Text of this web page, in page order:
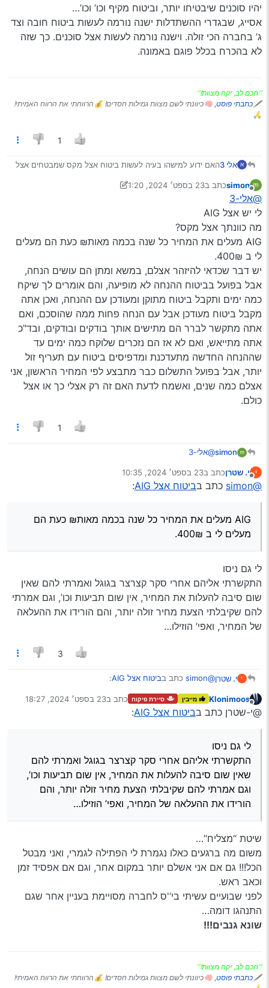
יהיו סוכנים שיבטיחו יותר, וביטוח מקיף וכו’ וכו’…
אסייג, שבגדרי ההשתדלות ישנה נורמה לעשות ביטוח חובה וצד
ג’ בחברה הכי זולה. וישנה נורמה לעשות אצל סוכנים. כך שזה
לא בהכרח בכלל פוגם באמונה.
''חכם לב, יקח מצוות!''
🖋 כתבתי פוסט, 🧠כיוונתי לשם מצוות גמילות חסדים! 💰הרווחתי את הרווח האמיתי!
🙏
1
א אלי 3 האם ידוע למישהו בעיה לעשות ביטוח אצל מקס שמבטחים אצל
ליפול בזה שאני לא עושה ביטוח אצל סוכן??
תודה
מנותק
simonכתב ב23 בספט׳ 2024, 1:20
נערך לאחרונה על ידי יעקב מ. פינס
@אלי-3
לי יש אצל AIG
מה כוונתך אצל מקס?
AIG מעלים את המחיר כל שנה בכמה מאות₪ כעת הם מעלים
לי ב 400₪.
יש דבר שכדאי להיזהר אצלם, במשא ומתן הם עושים הנחה,
אבל בפועל בביטוח ההנחה לא מופיעה, והם אומרים לך שיקח
כמה ימים ותקבל ביטוח מתוקן ומעודכן עם ההנחה, ואכן אתה
מקבל ביטוח מעודכן אבל עם הנחה פחות ממה שהוסכם, ואם
אתה מתקשר לברר הם מתישים אותך בודקים ובודקים, ובד"כ
אתה מתייאש, ואם לא אז הם נזכרים שלוקח כמה ימים עד
שההנחה החדשה מתעדכנת ומדפיסים ביטוח עם תעריף זול
יותר, אבל בפועל התשלום כבר מתבצע לפי המחיר הראשון, אני
אצלם כמה שנים, ואשמח לדעת האם זה רק אצלי כך או אצל
כולם.
1
simon@אלי-3
מה כוונתך אצל מקס?
AIG מעלים את המחיר כל שנה בכמה מאות₪ כעת הם מעלים
אבל בפועל בביטוח ההנחה לא מופיעה, והם אומרים לך שיקח
כמה ימים ותקבל ביטוח מתוקן ומעודכן עם ההנחה, ואכן אתה
שההנחה החדשה מתעדכנת ומדפיסים ביטוח עם תעריף זול
יותר, אבל בפועל התשלום כבר מתבצע לפי המחיר הראשון,
אני אצלם כמה שנים, ואשמח לדעת האם זה רק אצלי כך או
אצל כולם.
י
מנותק
י. שטרןכתב ב23 בספט׳ 2024, 10:35
נערך לאחרונה על ידי
@simon כתב בביטוח אצל AIG :
AIG מעלים את המחיר כל שנה בכמה מאות₪ כעת הם
מעלים לי ב 400₪.
לי גם ניסו
התקשרתי אליהם אחרי סקר קצרצר בגוגל ואמרתי להם שאין
שום סיבה להעלות את המחיר, אין שום תביעות וכו’, וגם אמרתי
להם שקיבלתי הצעת מחיר זולה יותר, והם הורידו את ההעלאה
של המחיר, ואפי’ הוזילו…
3
י י. שטרן@simon כתב בביטוח אצל AIG :
AIG מעלים את המחיר כל שנה בכמה מאות₪ כעת הם
התקשרתי אליהם אחרי סקר קצרצר בגוגל ואמרתי להם שאין
שום סיבה להעלות את המחיר, אין שום תביעות וכו’, וגם אמרתי
להם שקיבלתי הצעת מחיר זולה יותר, והם הורידו את ההעלאה
של המחיר, ואפי’ הוזילו…
מנותק
Klonimoos מייבין סיירת פיקוח כתב ב23 בספט׳ 2024, 18:27
נערך לאחרונה על ידי
@י-שטרן כתב בביטוח אצל AIG :
לי גם ניסו
התקשרתי אליהם אחרי סקר קצרצר בגוגל ואמרתי להם
שאין שום סיבה להעלות את המחיר, אין שום תביעות וכו’,
וגם אמרתי להם שקיבלתי הצעת מחיר זולה יותר, והם
הורידו את ההעלאה של המחיר, ואפי’ הוזילו…
שיטת ‘‘מצליח’’…
משום מה ברגעים כאלו נגמרת לי הפתילה לגמרי, ואני מבטל
הכל!!! גם אם אני אשלם יותר במקום אחר, וגם אם אפסיד זמן
וכאב ראש.
לפני שבועיים עשיתי בי’'ס לחברה מסויימת בעניין אחר שגם
התנהגו דומה…
שונא גנבים!!!
''חכם לב, יקח מצוות!''
🖋כתבתי פוסט, 🧠כיוונתי לשם מצוות גמילות חסדים! 💰הרווחתי את הרווח האמיתי!